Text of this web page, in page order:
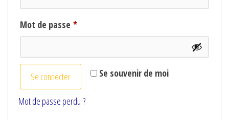
Mot de passe *Obligatoire
Se souvenir de moi
Se connecter
Mot de passe perdu ?